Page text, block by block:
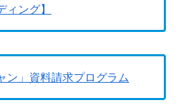
ング】
ン」資料請求プログラム